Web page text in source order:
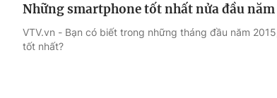
Những smartphone tốt nhất nửa đầu năm
VTV.vn - Bạn có biết trong những tháng đầu năm
tốt nhất?